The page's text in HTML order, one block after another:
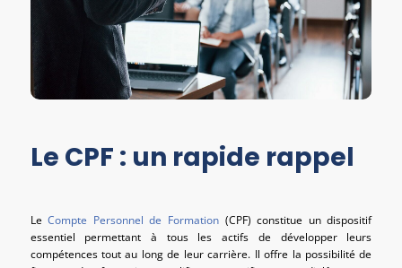
Le CPF : un rapide rappel
LeCompte Personnel de Formation (CPF) constitue un dispositif
essentiel permettant à tous les actifs de développer leurs
compétences tout au long de leur carrière. Il offre la possibilité de